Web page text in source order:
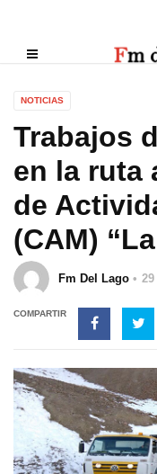
NOTICIAS
Trabajos
en la ruta
de
(CAM)
Fm Del Lago
COMPARTIR